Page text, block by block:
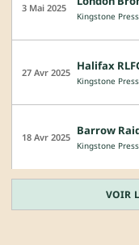
3 Mai 2025
27 Avr 2025
18 Avr 2025
VOIR